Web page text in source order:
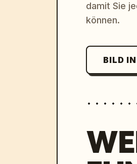
damit Sie
können.
BILD